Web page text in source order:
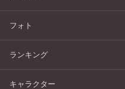
フォト
ランキング
キャラクター